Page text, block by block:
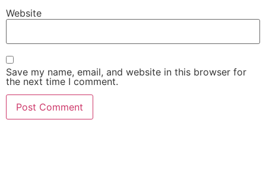
Website
Save my name, email, and website in this browser for
the next time I comment.